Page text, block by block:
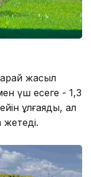
жасыл
үш есеге - 1,3
ұлғаяды, ал
жетеді.